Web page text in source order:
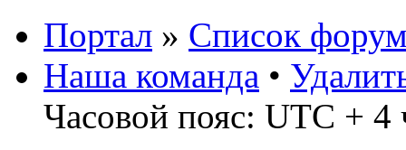
Портал » Список
Наша команда •
Часовой пояс: UTC + 4